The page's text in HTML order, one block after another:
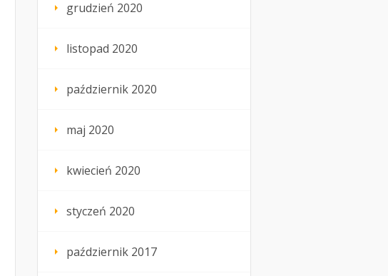
grudzień 2020
listopad 2020
październik 2020
maj 2020
kwiecień 2020
styczeń 2020
październik 2017